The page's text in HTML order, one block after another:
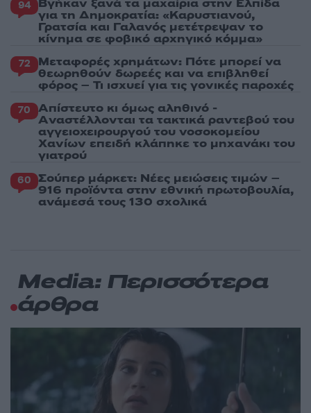
94 Βγήκαν ξανά τα μαχαίρια στην Ελπίδα
για τη Δημοκρατία: «Καρυστιανού,
Γρατσία και Γαλανός μετέτρεψαν το
κίνημα σε φοβικό αρχηγικό κόμμα»
72 Μεταφορές χρημάτων: Πότε μπορεί να
θεωρηθούν δωρεές και να επιβληθεί
φόρος – Τι ισχυεί για τις γονικές παροχές
70 Απίστευτο κι όμως αληθινό -
Aναστέλλονται τα τακτικά ραντεβού του
αγγειοχειρουργού του νοσοκομείου
Χανίων επειδή κλάπηκε το μηχανάκι του
γιατρού
60 Σούπερ μάρκετ: Νέες μειώσεις τιμών –
916 προϊόντα στην εθνική πρωτοβουλία,
ανάμεσά τους 130 σχολικά
Media: Περισσότερα
άρθρα